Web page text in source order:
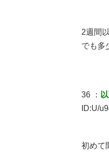
2週間
でも多
36 ：
ID:U/
初めて